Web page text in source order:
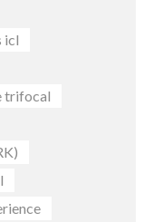
icl
trifocal